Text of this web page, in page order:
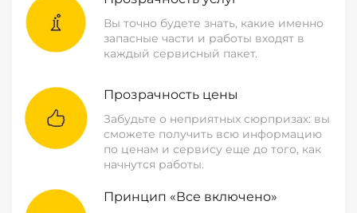
Вы точно будете знать, какие именно
запасные части и работы входят в
каждый сервисный пакет.
Прозрачность цены
Забудьте о неприятных сюрпризах: вы
сможете получить всю информацию
по ценам и сервису еще до того, как
начнутся работы.
Принцип «Все включено»